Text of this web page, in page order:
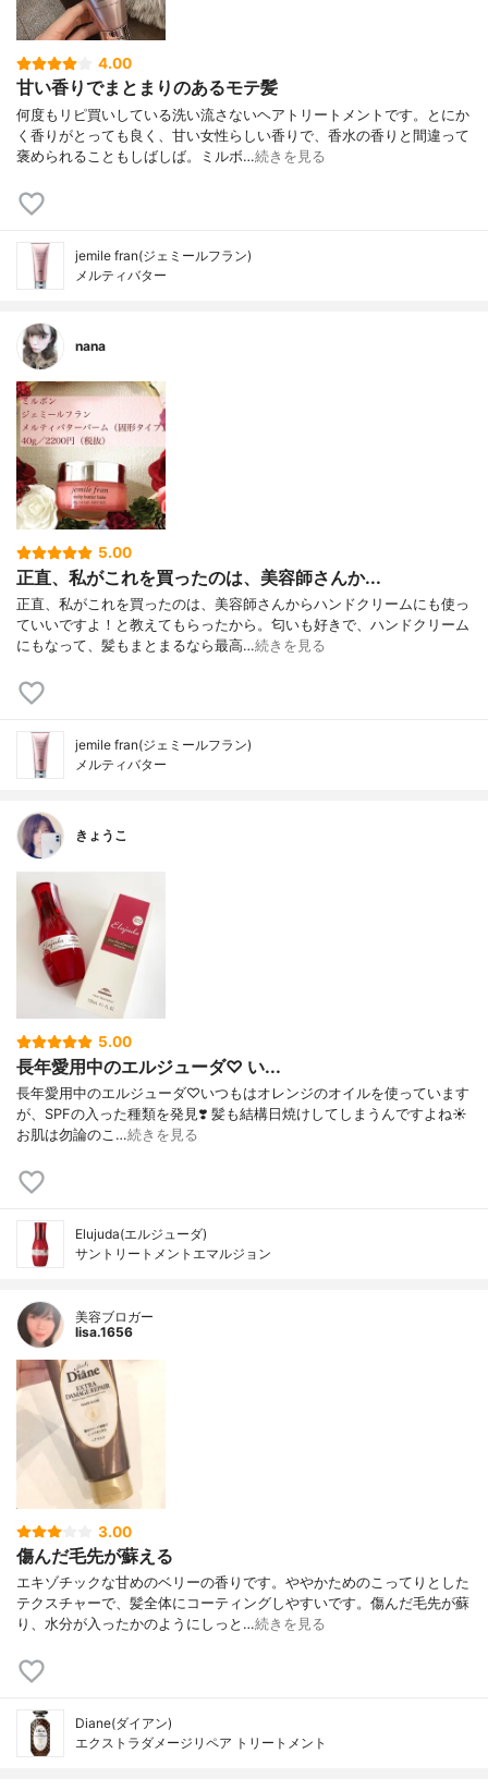
4.00
甘い香りでまとまりのあるモテ髪
何度もリピ買いしている洗い流さないヘアトリートメントです。とにか
く香りがとっても良く、甘い女性らしい香りで、香水の香りと間違って
褒められることもしばしば。ミルボ…続きを見る
jemile fran(ジェミールフラン)
メルティバター
nana
5.00
正直、私がこれを買ったのは、美容師さんか...
正直、私がこれを買ったのは、美容師さんからハンドクリームにも使っ
ていいですよ！と教えてもらったから。匂いも好きで、ハンドクリーム
にもなって、髪もまとまるなら最高…続きを見る
jemile fran(ジェミールフラン)
メルティバター
きょうこ
5.00
長年愛用中のエルジューダ♡ い...
長年愛用中のエルジューダ♡いつもはオレンジのオイルを使っています
が、SPFの入った種類を発見❣️ 髪も結構日焼けしてしまうんですよね☀️
お肌は勿論のこ…続きを見る
Elujuda(エルジューダ)
サントリートメントエマルジョン
美容ブロガー
lisa.1656
3.00
傷んだ毛先が蘇える
エキゾチックな甘めのベリーの香りです。ややかためのこってりとした
テクスチャーで、髪全体にコーティングしやすいです。傷んだ毛先が蘇
り、水分が入ったかのようにしっと…続きを見る
Diane(ダイアン)
エクストラダメージリペア トリートメント